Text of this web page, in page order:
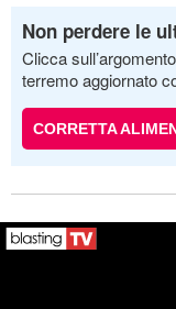
Non perdere le
Clicca
terremo aggiornato
CORRETTA